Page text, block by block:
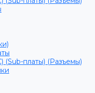
платы) (Разъемы)